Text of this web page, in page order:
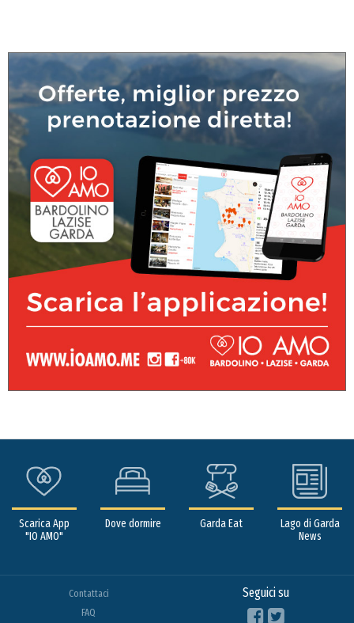
Scarica App
"IO AMO"
Dove dormire Garda Eat
Lago di Garda
News
Contattaci
FAQ
Seguici su